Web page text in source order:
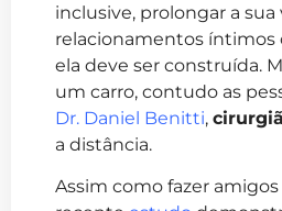
inclusive, prolongar a
relacionamentos íntimos
ela deve ser construída.
um carro, contudo as
Dr. Daniel Benitti,
a distância.
Assim como fazer